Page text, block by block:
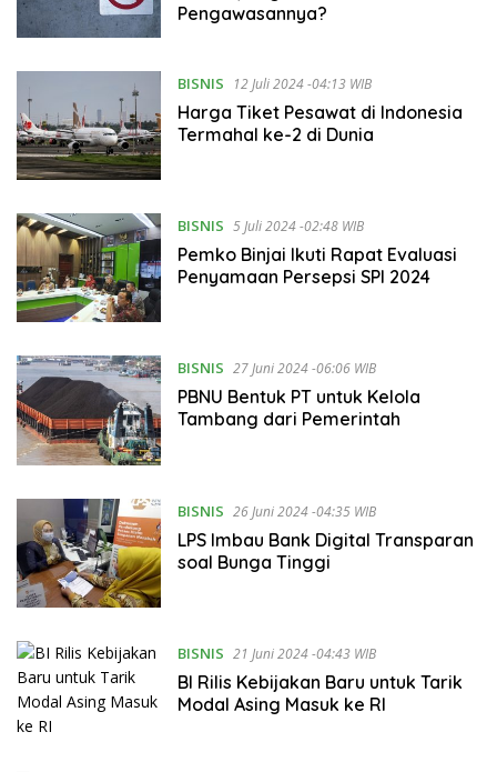
Pengawasannya?
BISNIS 12 Juli 2024 -04:13 WIB
Harga Tiket Pesawat di Indonesia
Termahal ke-2 di Dunia
BISNIS 5 Juli 2024 -02:48 WIB
Pemko Binjai Ikuti Rapat Evaluasi
Penyamaan Persepsi SPI 2024
BISNIS 27 Juni 2024 -06:06 WIB
PBNU Bentuk PT untuk Kelola
Tambang dari Pemerintah
BISNIS 26 Juni 2024 -04:35 WIB
LPS Imbau Bank Digital Transparan
soal Bunga Tinggi
BISNIS 21 Juni 2024 -04:43 WIB
BI Rilis Kebijakan Baru untuk Tarik
Modal Asing Masuk ke RI